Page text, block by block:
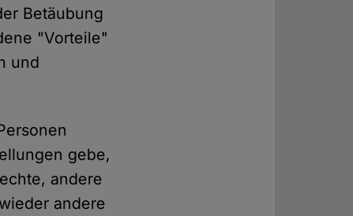
Betäubung
"Vorteile"
und
gebe,
andere
andere